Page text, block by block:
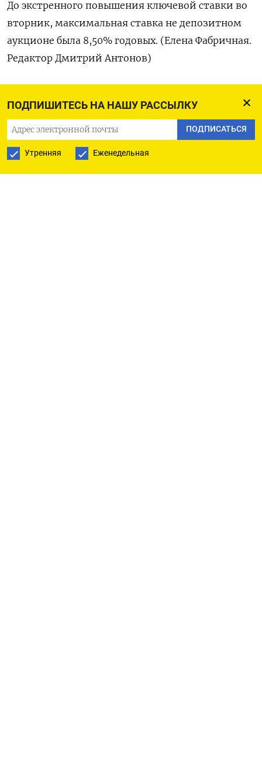
ПОДПИШИТЕСЬ НА НАШУ РАССЫЛКУ
ПОДПИСАТЬСЯ
Утренняя Еженедельная
До экстренного повышения ключевой ставки во
вторник, максимальная ставка не депозитном
аукционе была 8,50% годовых. (Елена Фабричная.
Редактор Дмитрий Антонов)